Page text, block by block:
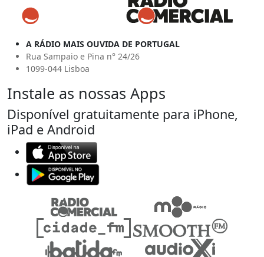
A RÁDIO MAIS OUVIDA DE PORTUGAL
Rua Sampaio e Pina n° 24/26
1099-044 Lisboa
Instale as nossas Apps
Disponível gratuitamente para iPhone,
iPad e Android